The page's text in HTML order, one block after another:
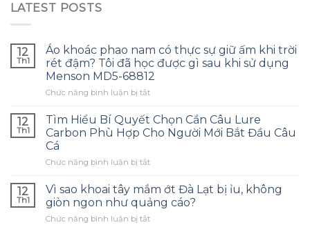
LATEST POSTS
12
Th1
Áo khoác phao nam có thực sự giữ ấm khi trời
rét đậm? Tôi đã học được gì sau khi sử dụng
Menson MD5-68812
Chức năng bình luận bị tắtở
khoác
phao
nam
thực
giữ
ấm
khi
trời
12
Th1
Tìm Hiểu Bí Quyết Chọn Cần Câu Lure
Carbon Phù Hợp Cho Người Mới Bắt Đầu Câu
Cá
Chức năng bình luận bị tắtở
Hiểu
Bí
Quyết
Chọn
12
Th1
Vì sao khoai tây mắm ớt Đà Lạt bị ỉu, không
giòn ngon như quảng cáo?
Chức năng bình luận bị tắtở